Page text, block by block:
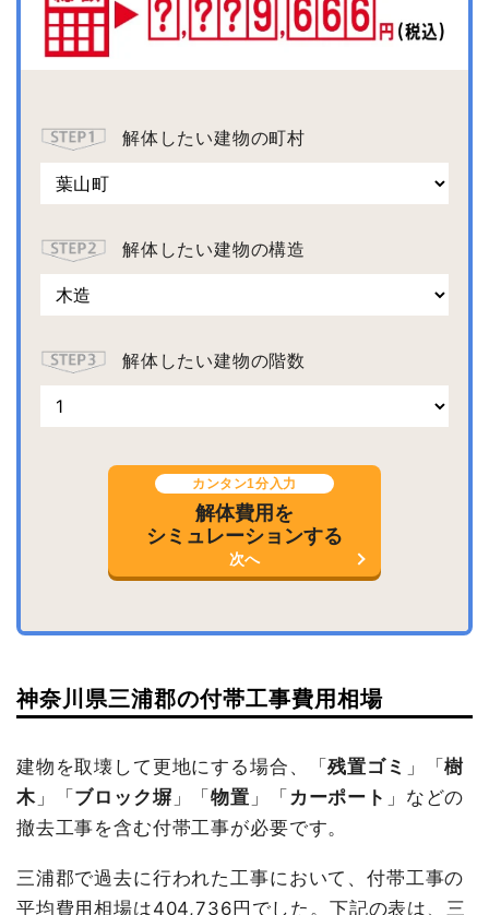
解体したい建物の町村
解体したい建物の構造
解体したい建物の階数
カンタン1分入力
解体費用を
シミュレーションする
次へ
神奈川県三浦郡の付帯工事費用相場
建物を取壊して更地にする場合、「残置ゴミ 」「樹
木」「 ブロック塀 」「物置 」「 カーポート 」などの
撤去工事を含む付帯工事が必要です。
三浦郡で過去に行われた工事において、付帯工事の
平均費用相場は404,736円でした。下記の表は、三